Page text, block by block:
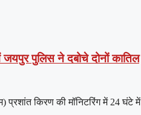
पुलिस ने दबोचे दोनों कातिल
प्रशांत किरण की मॉनिटरिंग में 24 घंटे में